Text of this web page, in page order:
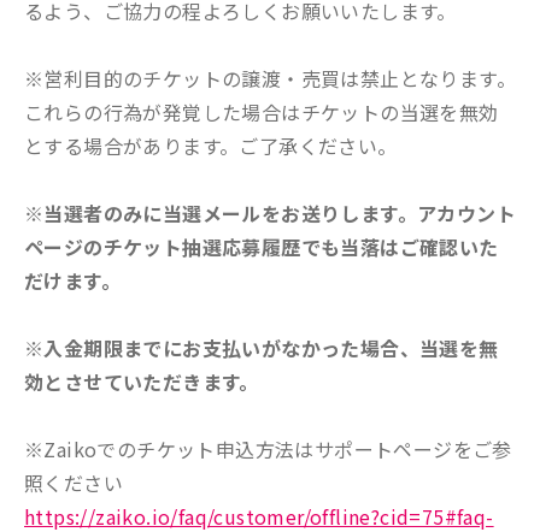
るよう、ご協力の程よろしくお願いいたします。
※営利目的のチケットの譲渡・売買は禁止となります。
これらの行為が発覚した場合はチケットの当選を無効
とする場合があります。ご了承ください。
※当選者のみに当選メールをお送りします。アカウント
ページのチケット抽選応募履歴でも当落はご確認いた
だけます。
※入金期限までにお支払いがなかった場合、当選を無
効とさせていただきます。
※Zaikoでのチケット申込方法はサポートページをご参
照ください
https://zaiko.io/faq/customer/offline?cid=75#faq-